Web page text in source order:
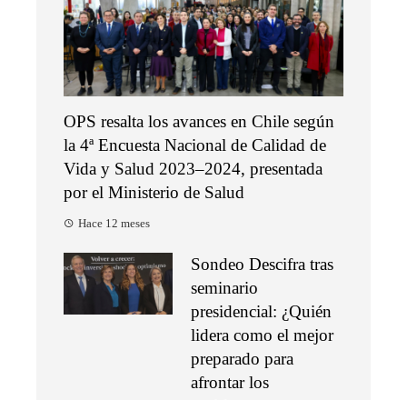
OPS resalta los avances en Chile según
la 4ª Encuesta Nacional de Calidad de
Vida y Salud 2023–2024, presentada
por el Ministerio de Salud
Hace 12 meses
Sondeo Descifra tras
seminario
presidencial: ¿Quién
lidera como el mejor
preparado para
afrontar los